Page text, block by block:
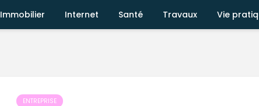
Immobilier Internet Santé Travaux Vie
ENTREPRISE